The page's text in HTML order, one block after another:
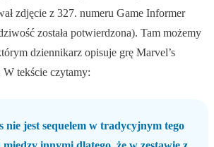
zdjęcie z 327. numeru Game Informer
została potwierdzona). Tam możemy
dziennikarz opisuje grę Marvel’s
tekście czytamy:
nie jest sequelem w tradycyjnym tego